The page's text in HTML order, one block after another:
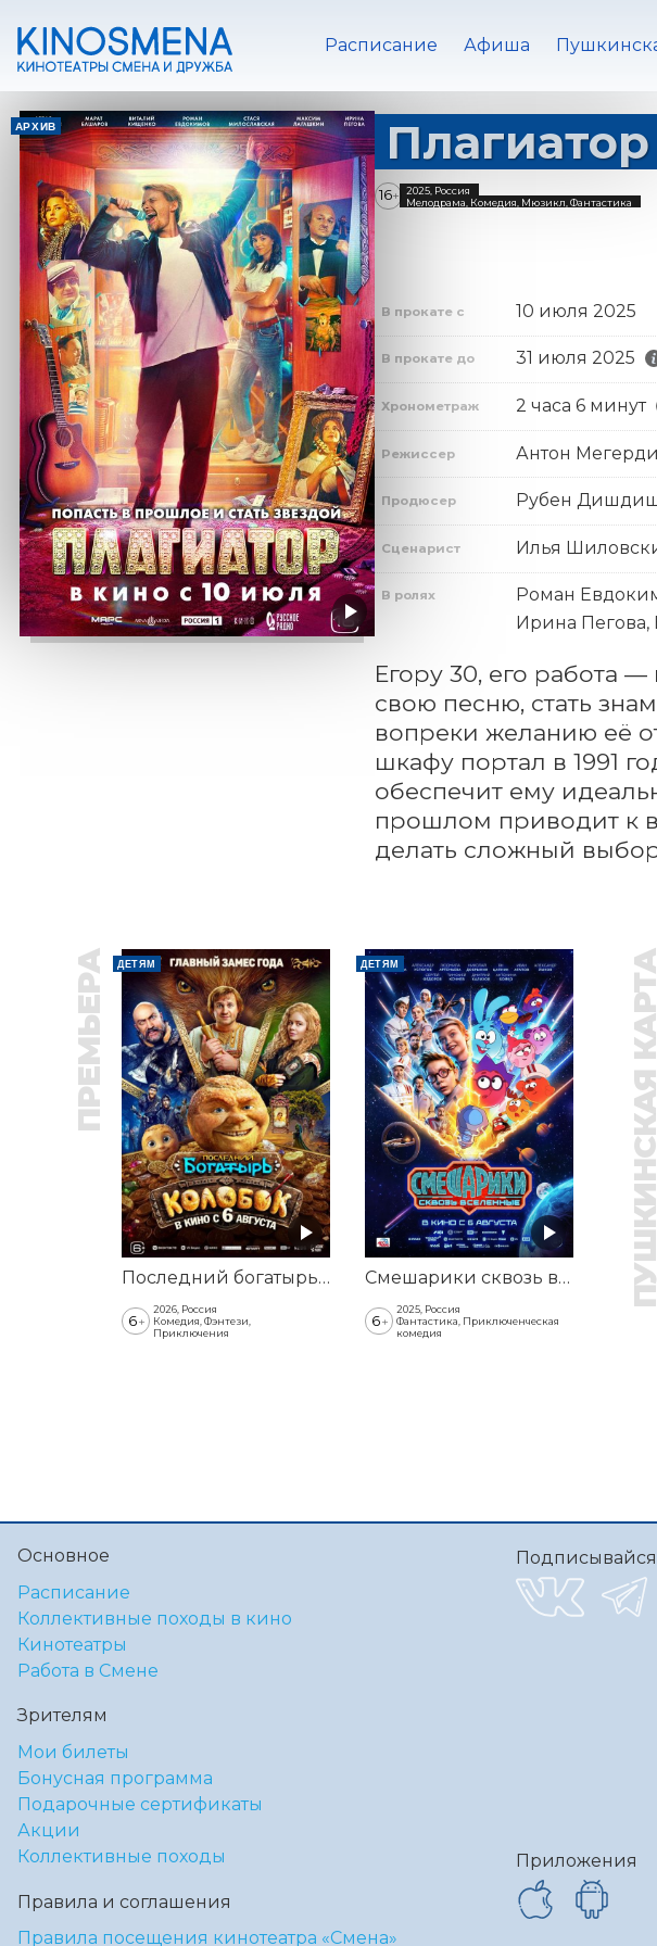
Расписание Афиша
АРХИВ Плагиатор
16+
2025, Россия
Мелодрама, Комедия, Мюзикл, Фантастика
В прокате с 10 июля 2025
В прокате до 31 июля 2025
Хронометраж 2 часа 6 минут
Режиссер Антон
Продюсер Рубен
Сценарист Илья
В ролях
Роман
Ирина
Егору 30, его работа
свою песню, стать
вопреки желанию её
шкафу портал в 1991
обеспечит ему
прошлом приводит к
делать сложный
ПРЕМЬЕРА ДЕТЯМ
Последний богатырь. Колобок
6+
2026, Россия
Комедия, Фэнтези,
Приключения
ДЕТЯМ
Смешарики сквозь вселенные
6+
2025, Россия
Фантастика, Приключенческая
комедия
ПУШКИНСКАЯ КАРТА
Основное
Расписание
Коллективные походы в кино
Кинотеатры
Работа в Смене
Зрителям
Мои билеты
Бонусная программа
Подарочные сертификаты
Акции
Коллективные походы
Правила и соглашения
Правила посещения кинотеатра «Смена»
Подписывайся
Приложения